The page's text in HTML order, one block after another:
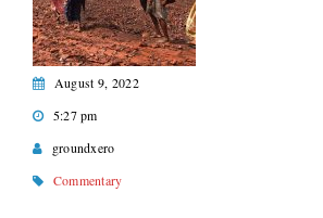
August 9, 2022
5:27 pm
groundxero
Commentary